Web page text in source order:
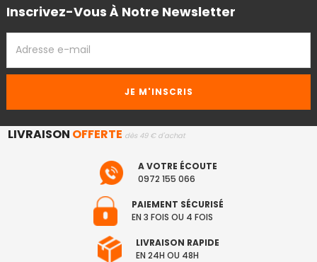
Inscrivez-Vous À Notre Newsletter
EMAIL
LIVRAISON OFFERTE dès 49 € d'achat
A VOTRE ÉCOUTE
0972 155 066
PAIEMENT SÉCURISÉ
EN 3 FOIS OU 4 FOIS
LIVRAISON RAPIDE
EN 24H OU 48H